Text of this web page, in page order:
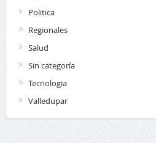
Politica
Regionales
Salud
Sin categoría
Tecnologia
Valledupar